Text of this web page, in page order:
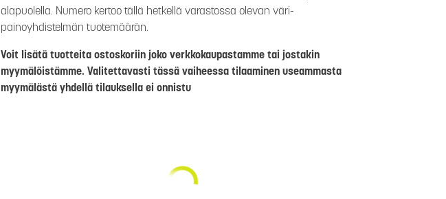
alapuolella. Numero kertoo tällä hetkellä varastossa olevan väri-
painoyhdistelmän tuotemäärän.
Voit lisätä tuotteita ostoskoriin joko verkkokaupastamme tai jostakin
myymälöistämme. Valitettavasti tässä vaiheessa tilaaminen useammasta
myymälästä yhdellä tilauksella ei onnistu